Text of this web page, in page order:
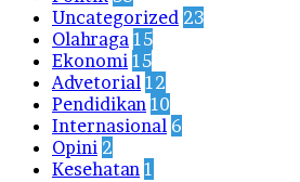
Uncategorized 23
Olahraga 15
Ekonomi 15
Advetorial 12
Pendidikan 10
Internasional 6
Opini 2
Kesehatan 1